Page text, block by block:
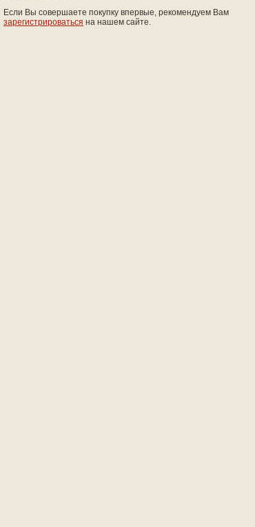
Если Вы совершаете покупку впервые, рекомендуем Вам
зарегистрироваться на нашем сайте.